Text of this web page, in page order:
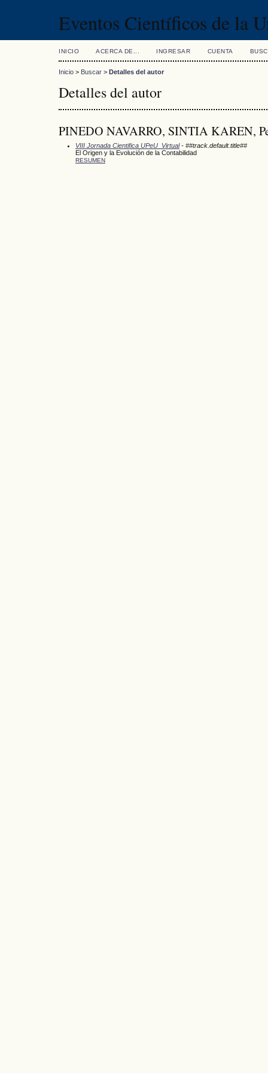
Eventos Científicos de la
INICIO ACERCA DE... INGRESAR CUENTA
Inicio > Buscar > Detalles del autor
Detalles del autor
PINEDO NAVARRO, SINTIA KAREN,
VIII Jornada Cientifica UPeU_Virtual- ##track.default.title##
El Origen y la Evolución de la Contabilidad
RESUMEN